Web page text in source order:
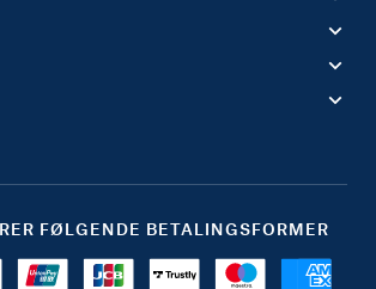
FØLGENDE BETALINGSFORMER